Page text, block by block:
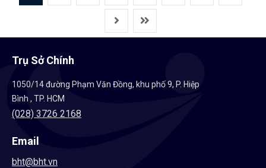
Trụ Sở Chính
1050/14 đường Phạm Văn Đồng, khu phố 9, P. Hiệp
Bình , TP. HCM
(028) 3726 2168
Email
bht@bht.vn